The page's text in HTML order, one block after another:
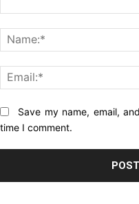
Website:Save my name, email,
time I comment.